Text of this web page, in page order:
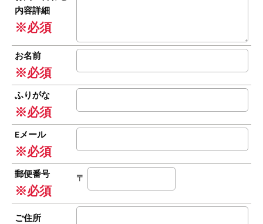
内容詳細
※必須
お名前
※必須
ふりがな
※必須
Eメール
※必須
郵便番号
※必須
〒
ご住所